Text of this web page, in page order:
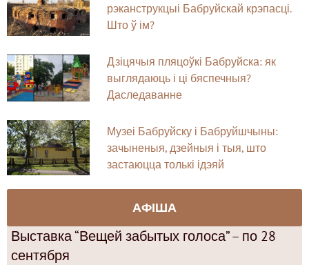
рэканструкцыі Бабруйскай крэпасці.
Што ў ім?
Дзіцячыя пляцоўкі Бабруйска: як
выглядаюць і ці бяспечныя?
Даследаванне
Музеі Бабруйску і Бабруйшчыны:
зачыненыя, дзейныя і тыя, што
застаюцца толькі ідэяй
АФІША
Выставка “Вещей забытых голоса” – по 28
сентября